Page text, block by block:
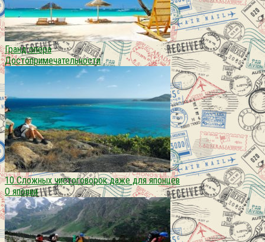
Гранд опера
Достопримечательности
10 Сложных чистоговорок даже для японцев
О японии